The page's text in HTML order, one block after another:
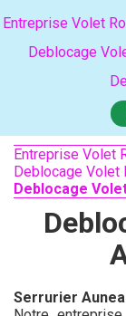
Entreprise Volet
Deblocage
Entreprise Volet
Deblocage Volet
Deblocage
Serrurier